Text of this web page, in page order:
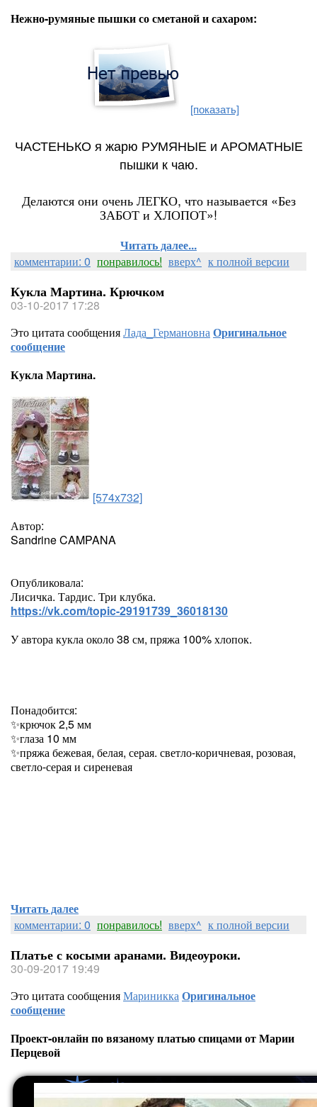
Нежно-румяные пышки со сметаной и сахаром:
[показать]
ЧАСТЕНЬКО я жарю РУМЯНЫЕ и АРОМАТНЫЕ
пышки к чаю.
Делаются они очень ЛЕГКО, что называется «Без
ЗАБОТ и ХЛОПОТ»!
Читать далее...
комментарии: 0 понравилось! вверх^ к полной версии
Кукла Мартина. Крючком
03-10-2017 17:28
Это цитата сообщенияЛада_ГермановнаОригинальное
сообщение
Кукла Мартина.
[574x732]
Автор:
Sandrine CAMPANA
Опубликовала:
Лисичка. Тардис. Три клубка.
https://vk.com/topic-29191739_36018130
У автора кукла около 38 см, пряжа 100% хлопок.
Понадобится:
✨крючок 2,5 мм
✨глаза 10 мм
✨пряжа бежевая, белая, серая. светло-коричневая, розовая,
светло-серая и сиреневая
Читать далее
комментарии: 0 понравилось! вверх^ к полной версии
Платье с косыми аранами. Видеоуроки.
30-09-2017 19:49
Это цитата сообщенияМариниккаОригинальное
сообщение
Проект-онлайн по вязаному платью спицами от Марии
Перцевой